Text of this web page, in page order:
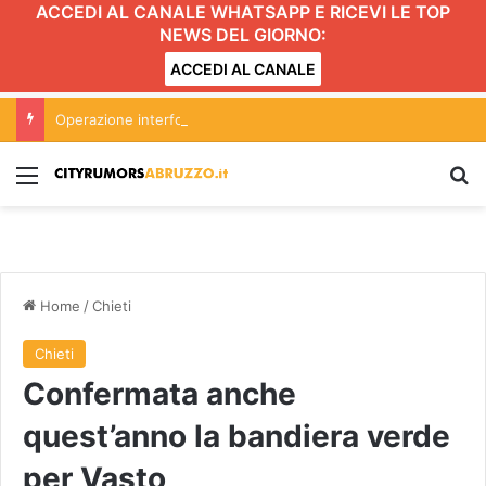
ACCEDI AL CANALE WHATSAPP E RICEVI LE TOP
NEWS DEL GIORNO:
ACCEDI AL CANALE
Menu
Home /Chieti
Chieti
Confermata anche
quest’anno la bandiera verde